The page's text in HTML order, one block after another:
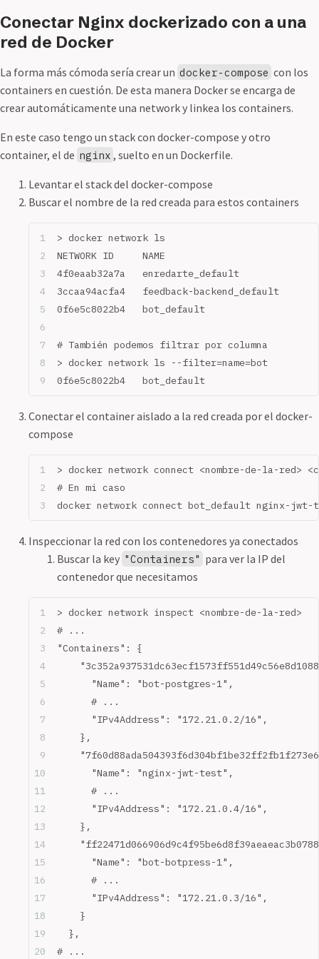
Conectar Nginx dockerizado con a una
red de Docker
La forma más cómoda sería crear un docker-compose con los
containers en cuestión. De esta manera Docker se encarga de
crear automáticamente una network y linkea los containers.
En este caso tengo un stack con docker-compose y otro
container, el de nginx , suelto en un Dockerfile.
Levantar el stack del docker-compose
Buscar el nombre de la red creada para estos containers
> docker network ls
NETWORK ID     NAME
4f0eaab32a7a   enredarte_default
3ccaa94acfa4   feedback-backend_default
0f6e5c8022b4   bot_default
# También podemos filtrar por columna
> docker network ls --filter=name=bot
0f6e5c8022b4   bot_default
Conectar el container aislado a la red creada por el docker-
compose
> docker network connect <nombre-de-la-red>
# En mi caso
docker network connect bot_default nginx-jwt-
Inspeccionar la red con los contenedores ya conectados
Buscar la key "Containers" para ver la IP del
contenedor que necesitamos
> docker network inspect <nombre-de-la-red>
# ...
"Containers": {
      "Name": "bot-postgres-1",
      # ...
      "IPv4Address": "172.21.0.2/16",
    },
      "Name": "nginx-jwt-test",
      # ...
      "IPv4Address": "172.21.0.4/16",
    },
      "Name": "bot-botpress-1",
      # ...
      "IPv4Address": "172.21.0.3/16",
    }
  },
# ...